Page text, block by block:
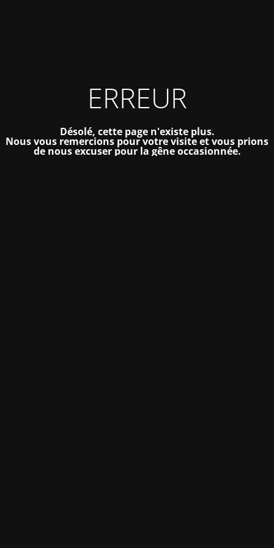
ERREUR
Désolé, cette page n'existe plus.
Nous vous remercions pour votre visite et vous prions
de nous excuser pour la gêne occasionnée.